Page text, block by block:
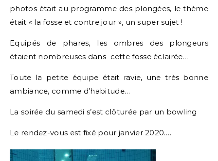
photos était au programme des plongées, le thème
était « la fosse et contre jour », un super sujet !
Equipés de phares, les ombres des plongeurs
étaient nombreuses dans cette fosse éclairée…
Toute la petite équipe était ravie, une très bonne
ambiance, comme d’habitude…
La soirée du samedi s’est clôturée par un bowling
Le rendez-vous est fixé pour janvier 2020….